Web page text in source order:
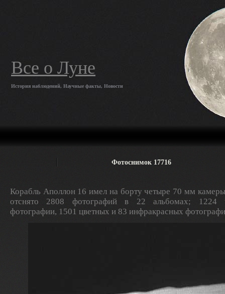
Все о Луне
История наблюдений, Научные факты, Новости
Фотоснимок 17716
Корабль Аполлон 16 имел на борту четыре 70 мм
отснято 2808 фотографий в 22 альбомах; 1224
фотографии, 1501 цветных и 83 инфракрасных